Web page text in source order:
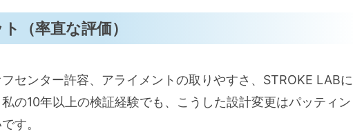
（率直な評価）
センター許容、アライメントの取りやすさ、STROKE LABに
の10年以上の検証経験でも、こうした設計変更はパッティン
す。